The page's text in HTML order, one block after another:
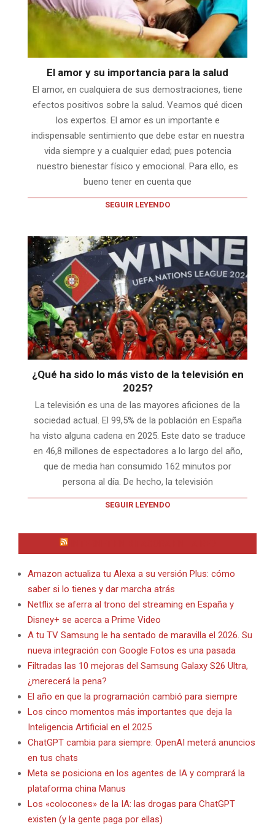
El amor y su importancia para la salud
El amor, en cualquiera de sus demostraciones, tiene
efectos positivos sobre la salud. Veamos qué dicen
los expertos. El amor es un importante e
indispensable sentimiento que debe estar en nuestra
vida siempre y a cualquier edad; pues potencia
nuestro bienestar físico y emocional. Para ello, es
bueno tener en cuenta que
SEGUIR LEYENDO
¿Qué ha sido lo más visto de la televisión en
2025?
La televisión es una de las mayores aficiones de la
sociedad actual. El 99,5% de la población en España
ha visto alguna cadena en 2025. Este dato se traduce
en 46,8 millones de espectadores a lo largo del año,
que de media han consumido 162 minutos por
persona al día. De hecho, la televisión
SEGUIR LEYENDO
Amazon actualiza tu Alexa a su versión Plus: cómo
saber si lo tienes y dar marcha atrás
Netflix se aferra al trono del streaming en España y
Disney+ se acerca a Prime Video
A tu TV Samsung le ha sentado de maravilla el 2026. Su
nueva integración con Google Fotos es una pasada
Filtradas las 10 mejoras del Samsung Galaxy S26 Ultra,
¿merecerá la pena?
El año en que la programación cambió para siempre
Los cinco momentos más importantes que deja la
Inteligencia Artificial en el 2025
ChatGPT cambia para siempre: OpenAI meterá anuncios
en tus chats
Meta se posiciona en los agentes de IA y comprará la
plataforma china Manus
Los «colocones» de la IA: las drogas para ChatGPT
existen (y la gente paga por ellas)